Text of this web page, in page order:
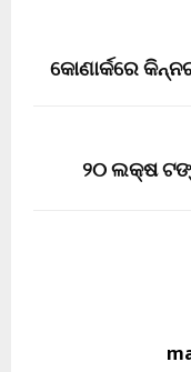
କୋଣାର୍କରେ
୨୦ ଲକ୍ଷ